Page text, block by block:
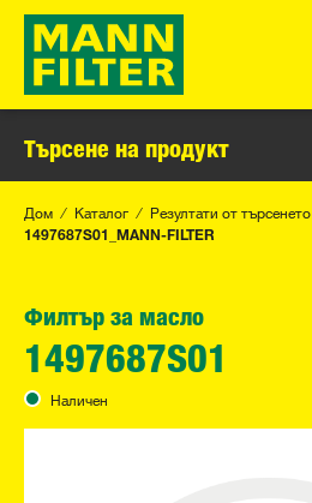
Търсене на продукт
Дом Каталог Резултати от търсенето
1497687S01_MANN-FILTER
Филтър за масло
1497687S01
Наличен